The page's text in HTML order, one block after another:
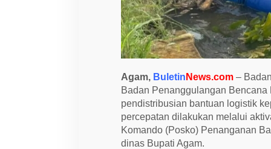
K
a
b
u
p
a
e
n
A
g
a
m
1
3
Agam, Buletin News.com –
Badan Penanggulangan
pendistribusian bantuan logistik
percepatan dilakukan melalui
Komando (Posko) Penanganan
dinas Bupati Agam.